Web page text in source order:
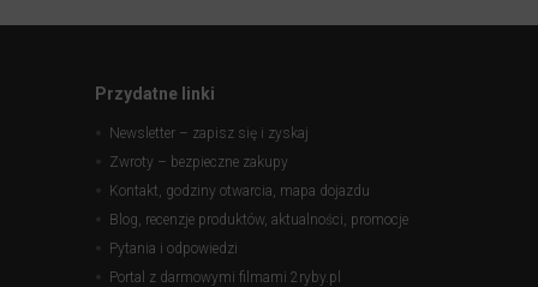
Przydatne linki
Newsletter – zapisz się i zyskaj
Zwroty – bezpieczne zakupy
Kontakt, godziny otwarcia, mapa dojazdu
Blog, recenzje produktów, aktualności, promocje
Pytania i odpowiedzi
Portal z darmowymi filmami 2ryby.pl